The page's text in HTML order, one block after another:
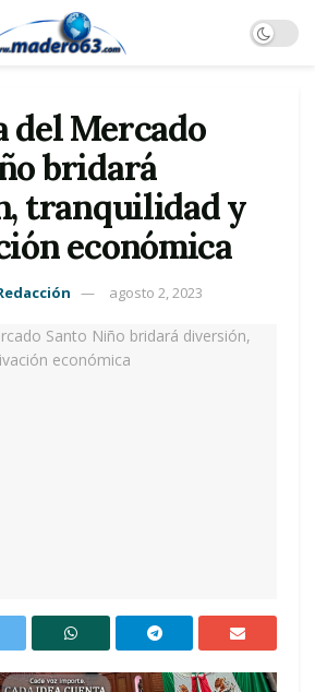
del Mercado
bridará
tranquilidad y
económica
agosto 2, 2023